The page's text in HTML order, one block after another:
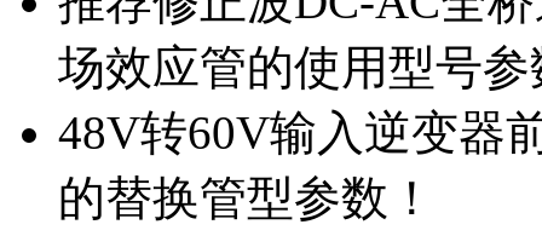
场效应管的使用型号参
48V转60V输入逆变器
的替换管型参数！